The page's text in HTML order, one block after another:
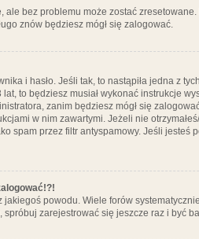
ale bez problemu może zostać
znów będziesz mógł się zalogować.
i hasło. Jeśli tak, to nastąpiła jedna z
to będziesz musiał wykonać instrukcje
zanim będziesz mógł się
w nim zawartymi. Jeżeli nie
spam przez filtr antyspamowy. Jeśli
powodu. Wiele forów
zarejestrować się jeszcze raz i być